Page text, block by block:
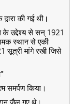
की गई थी।
के उद्देश्य से सन् 1921
स्थान से एकी
मांगे रखी जिसे
समर्पण किया।